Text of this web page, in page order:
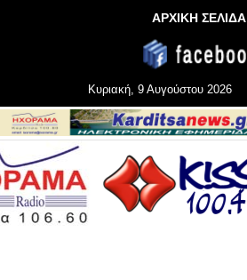
ΑΡΧΙΚΗ ΣΕΛΙΔΑ
Κυριακή, 9 Αυγούστου 2026